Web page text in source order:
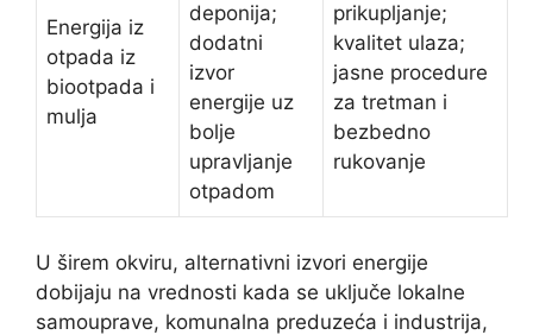
Energija iz
otpada iz
biootpada i
mulja
deponija;
dodatni
izvor
energije uz
bolje
upravljanje
otpadom
prikupljanje;
kvalitet ulaza;
jasne procedure
za tretman i
bezbedno
rukovanje
U širem okviru, alternativni izvori energije
dobijaju na vrednosti kada se uključe lokalne
samouprave, komunalna preduzeća i industrija,